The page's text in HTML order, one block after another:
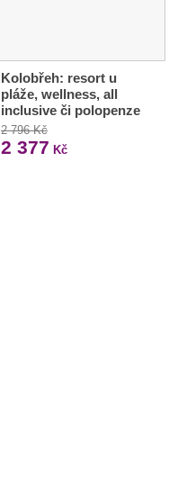
Kolobřeh: resort u
pláže, wellness, all
inclusive či polopenze
2 796 Kč
2 377 Kč